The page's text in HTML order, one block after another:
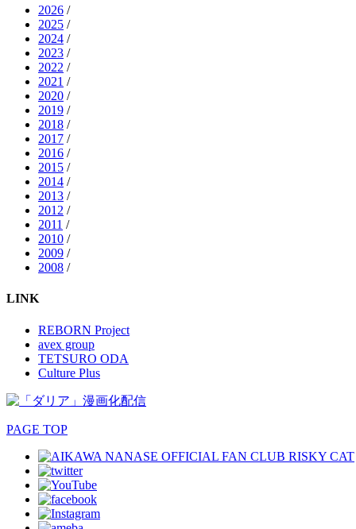
2026 /
2025 /
2024 /
2023 /
2022 /
2021 /
2020 /
2019 /
2018 /
2017 /
2016 /
2015 /
2014 /
2013 /
2012 /
2011 /
2010 /
2009 /
2008 /
LINK
REBORN Project
avex group
TETSURO ODA
Culture Plus
PAGE TOP